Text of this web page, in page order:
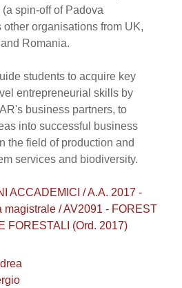
spin-off of Padova
organisations from UK,
Romania.
students to acquire key
entrepreneurial skills by
business partners, to
into successful business
the field of production and
services and biodiversity.
ACCADEMICI / A.A. 2017 -
magistrale / AV2091 - FOREST
FORESTALI (Ord. 2017)